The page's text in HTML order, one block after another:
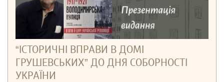
“ІСТОРИЧНІ ВПРАВИ В ДОМІ
ГРУШЕВСЬКИХ” ДО ДНЯ СОБОРНОСТІ
УКРАЇНИ